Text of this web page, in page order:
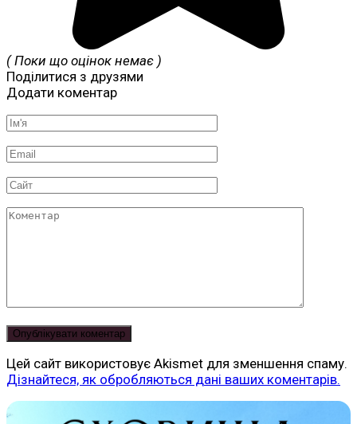
( Поки що оцінок немає )
Поділитися з друзями
Додати коментар
Ім'я
Email
Сайт
Коментар
Цей сайт використовує Akismet для зменшення спаму.
Дізнайтеся, як обробляються дані ваших коментарів.